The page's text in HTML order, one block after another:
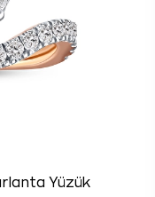
Yüzük